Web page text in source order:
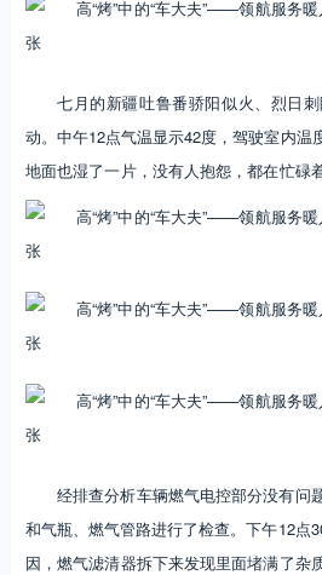
七月的新疆吐鲁番骄阳似火、烈日
动。中午12点气温显示42度，驾驶室内温
地面也湿了一片，没有人抱怨，都在忙碌
经排查分析车辆燃气电控部分没有问
和气瓶、燃气管路进行了检查。下午12点
因，燃气滤清器拆下来发现里面堵满了杂